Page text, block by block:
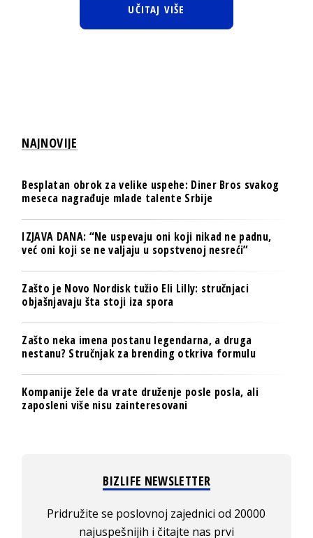
UČITAJ VIŠE
NAJNOVIJE
Besplatan obrok za velike uspehe: Diner Bros svakog
meseca nagrađuje mlade talente Srbije
IZJAVA DANA: “Ne uspevaju oni koji nikad ne padnu,
već oni koji se ne valjaju u sopstvenoj nesreći”
Zašto je Novo Nordisk tužio Eli Lilly: stručnjaci
objašnjavaju šta stoji iza spora
Zašto neka imena postanu legendarna, a druga
nestanu? Stručnjak za brending otkriva formulu
Kompanije žele da vrate druženje posle posla, ali
zaposleni više nisu zainteresovani
BIZLIFE NEWSLETTER
Pridružite se poslovnoj zajednici od 20000
najuspešnijih i čitajte nas prvi